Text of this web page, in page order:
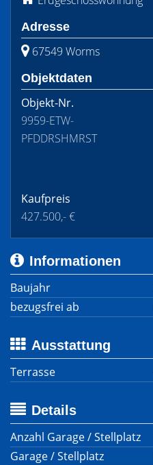
Adresse
67549 Worms
Objektdaten
Objekt-Nr.
9959-ETW-
PFDDRSHMRST
Kaufpreis
427.500,- €
Informationen
Baujahr
bezugsfrei ab
Ausstattung
Terrasse
Details
Anzahl Garage / Stellplatz
Garage / Stellplatz